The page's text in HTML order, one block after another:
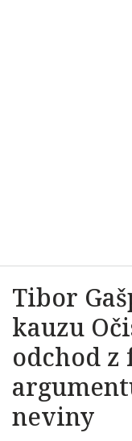
Tibor
kauzu
odchod z
neviny